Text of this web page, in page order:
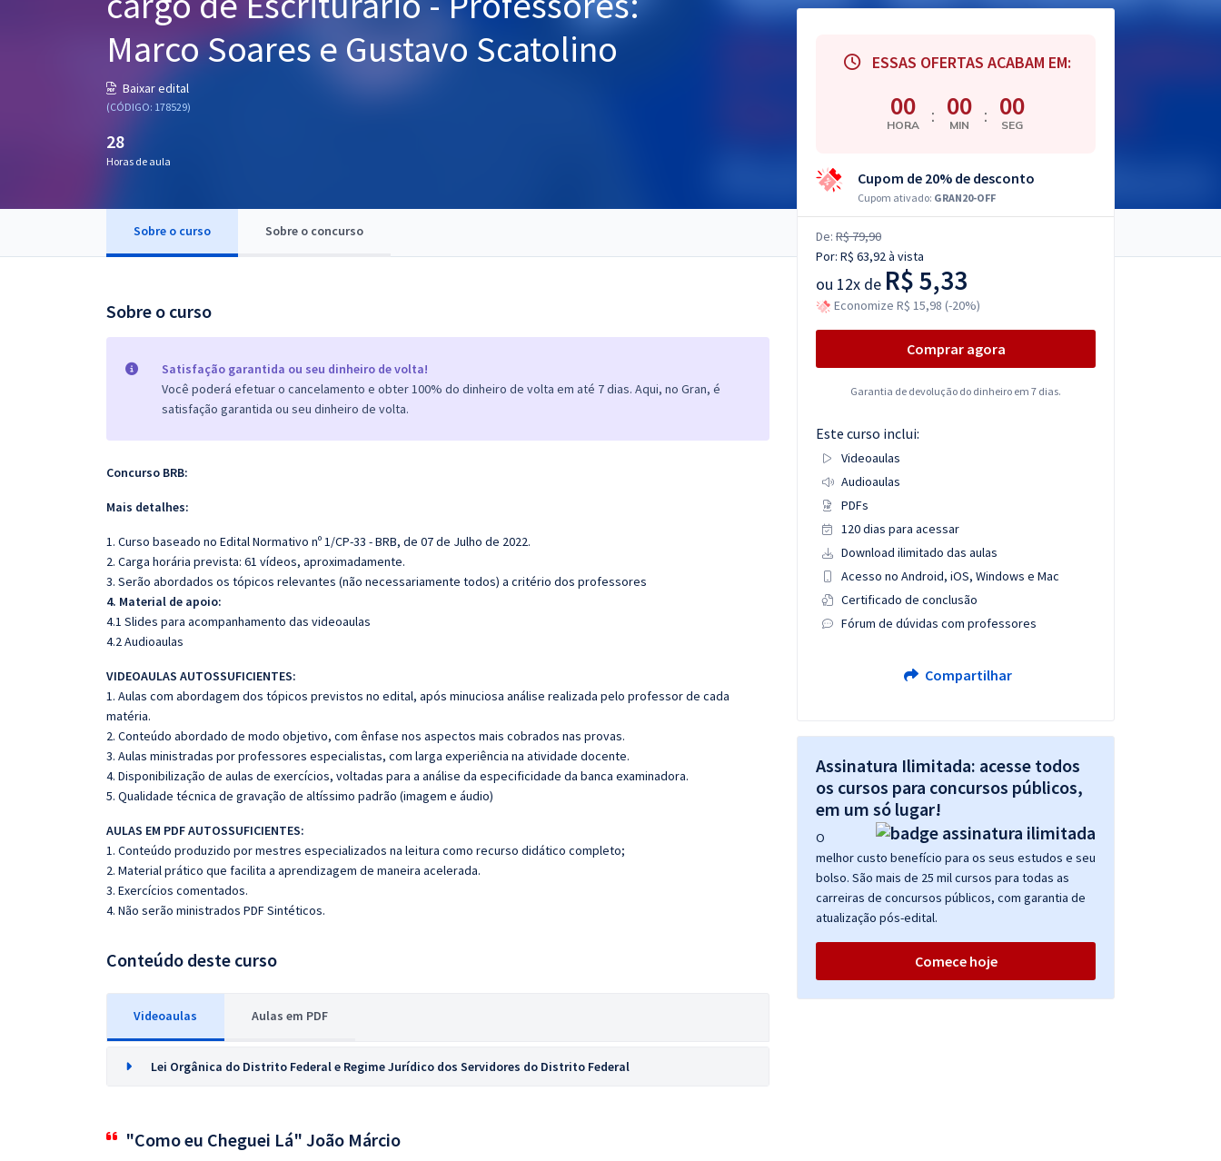
Conteúdo gratuito
Blog
Marco Soares e Gustavo Scatolino
Baixar edital
(CÓDIGO: 178529)
28
Horas de aula
Sobre o curso Sobre o concurso
Sobre o curso
Satisfação garantida ou seu dinheiro de volta!
Você poderá efetuar o cancelamento e obter 100% do dinheiro de volta em até 7 dias. Aqui, no Gran, é
satisfação garantida ou seu dinheiro de volta.
Concurso BRB:
Mais detalhes:
1. Curso baseado no Edital Normativo nº 1/CP-33 - BRB, de 07 de Julho de 2022.
2. Carga horária prevista: 61 vídeos, aproximadamente.
3. Serão abordados os tópicos relevantes (não necessariamente todos) a critério dos professores
4. Material de apoio:
4.1 Slides para acompanhamento das videoaulas
4.2 Audioaulas
VIDEOAULAS AUTOSSUFICIENTES:
1. Aulas com abordagem dos tópicos previstos no edital, após minuciosa análise realizada pelo professor de cada
matéria.
2. Conteúdo abordado de modo objetivo, com ênfase nos aspectos mais cobrados nas provas.
3. Aulas ministradas por professores especialistas, com larga experiência na atividade docente.
4. Disponibilização de aulas de exercícios, voltadas para a análise da especificidade da banca examinadora.
5. Qualidade técnica de gravação de altíssimo padrão (imagem e áudio)
AULAS EM PDF AUTOSSUFICIENTES:
1. Conteúdo produzido por mestres especializados na leitura como recurso didático completo;
2. Material prático que facilita a aprendizagem de maneira acelerada.
3. Exercícios comentados.
4. Não serão ministrados PDF Sintéticos.
Conteúdo deste curso
Videoaulas Aulas em PDF
Lei Orgânica do Distrito Federal e Regime Jurídico dos Servidores do Distrito Federal
"Como eu Cheguei Lá" João Márcio
ESSAS OFERTAS ACABAM EM:
00
HORA : 00
MIN : 00
SEG
Cupom de 20% de desconto
Cupom ativado: GRAN20-OFF
De: R$ 79,90
Por: R$ 63,92à vista
ou 12x de R$ 5,33
Economize R$ 15,98 (-20%)
Comprar agora
Garantia de devolução do dinheiro em 7 dias.
Este curso inclui:
Videoaulas
Audioaulas
PDFs
120 dias para acessar
Download ilimitado das aulas
Acesso no Android, iOS, Windows e Mac
Certificado de conclusão
Fórum de dúvidas com professores
Compartilhar
Assinatura Ilimitada: acesse todos
os cursos para concursos públicos,
em um só lugar!
O
melhor custo benefício para os seus estudos e seu
bolso. São mais de 25 mil cursos para todas as
carreiras de concursos públicos, com garantia de
atualização pós-edital.
Comece hoje